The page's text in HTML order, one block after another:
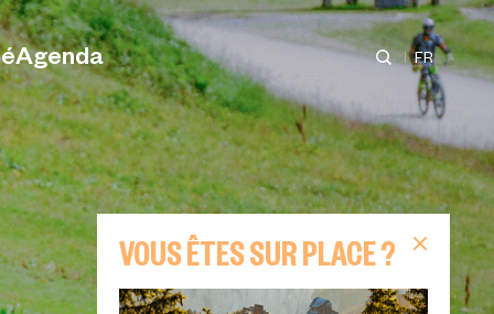
Agenda FR
RANDONNÉES
LES MICRO-AVENTURES
HIVER
ÉVÉNEMENTS
VOUS ÊTES SUR PLACE ?